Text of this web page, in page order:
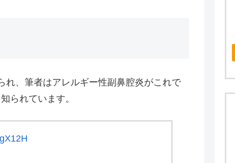
れ、筆者はアレルギー性副鼻腔炎がこれで
られています。